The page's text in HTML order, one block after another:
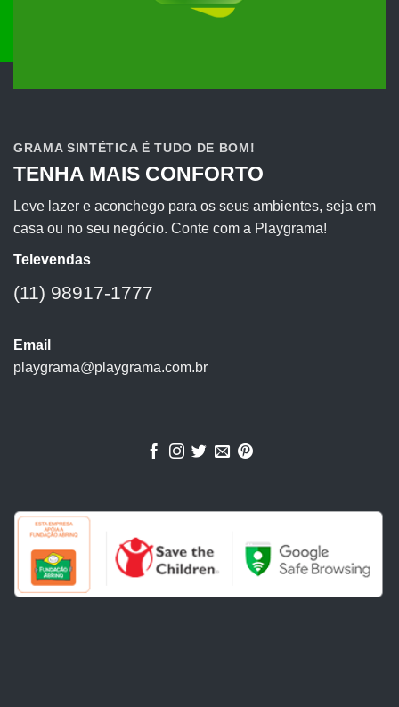
GRAMA SINTÉTICA É TUDO DE BOM!
TENHA MAIS CONFORTO
Leve lazer e aconchego para os seus ambientes, seja em
casa ou no seu negócio. Conte com a Playgrama!
Televendas
(11) 98917-1777
Email
playgrama@playgrama.com.br